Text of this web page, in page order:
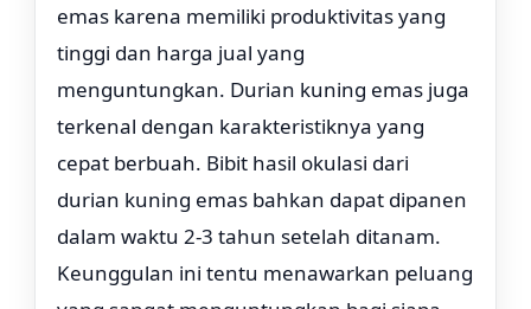
emas karena memiliki produktivitas yang
tinggi dan harga jual yang
menguntungkan. Durian kuning emas juga
terkenal dengan karakteristiknya yang
cepat berbuah. Bibit hasil okulasi dari
durian kuning emas bahkan dapat dipanen
dalam waktu 2-3 tahun setelah ditanam.
Keunggulan ini tentu menawarkan peluang